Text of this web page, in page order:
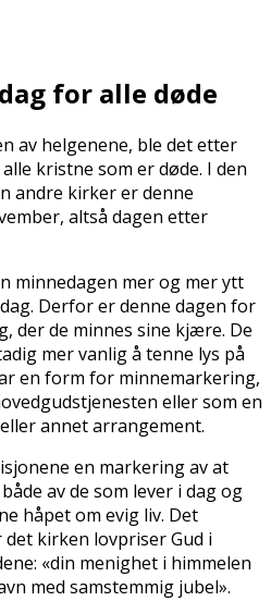
for alle døde
av helgenene, ble det etter
kristne som er døde. I den
andre kirker er denne
altså dagen etter
minnedagen mer og mer flytt
Derfor er denne dagen for
der de minnes sine kjære. De
mer vanlig å tenne lys på
en form for minnemarkering,
eller som en
annet arrangement.
en markering av at
av de som lever i dag og
håpet om evig liv. Det
kirken lovpriser Gud i
«din menighet i himmelen
med samstemmig jubel».